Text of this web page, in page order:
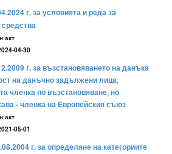
г. за условията и реда за
акт
04-30
г. за възстановяването на данъка
на данъчно задължени лица,
членка по възстановяване, но
- членка на Европейския съюз
акт
05-01
г. за определяне на категориите